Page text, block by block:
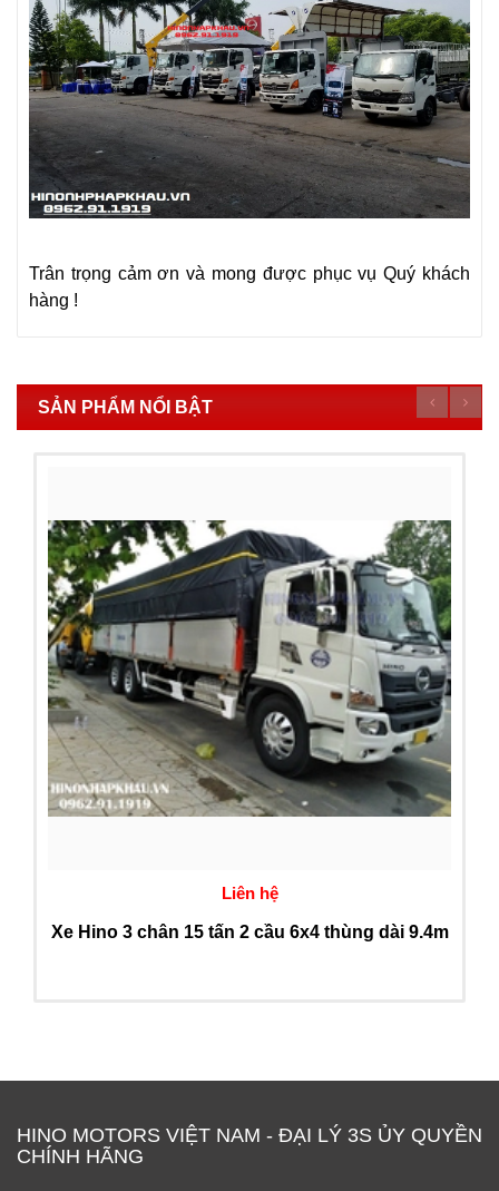
Trân trọng cảm ơn và mong được phục vụ Quý khách
hàng !
SẢN PHẨM NỔI BẬT
Liên hệ
Xe Hino 3 chân 15 tấn 2 cầu 6x4 thùng dài 9.4m
HINO MOTORS VIỆT NAM - ĐẠI LÝ 3S ỦY QUYỀN
CHÍNH HÃNG